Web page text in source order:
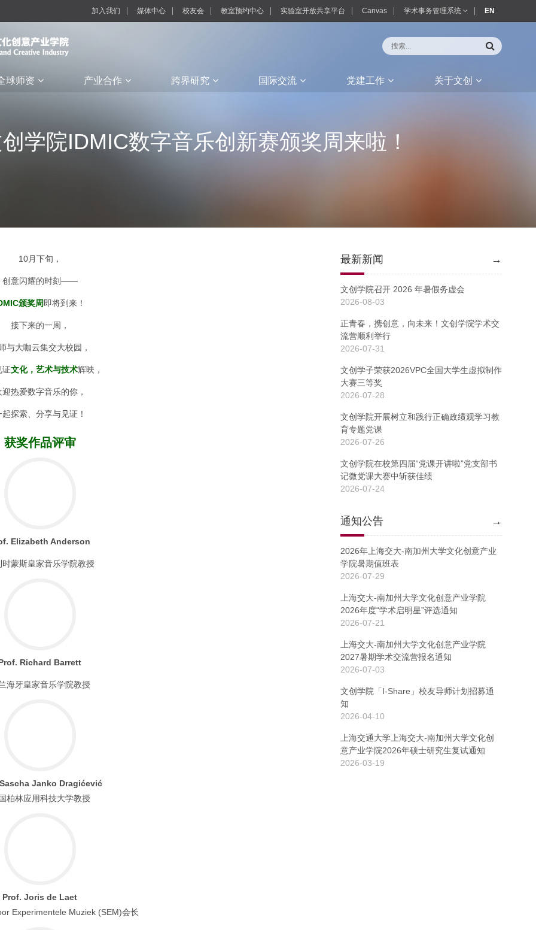
加入我们 媒体中心 校友会 教室预约中心 实验室开放共享平台 Canvas 学术事务管理系统 EN
球师资 产业合作 跨界研究 国际交流 党建工作 关于文创
学院IDMIC数字音乐创新赛颁奖周来啦！
10月下旬，
创意闪耀的时刻——
颁奖周 即将到来！
接下来的一周，
与大咖云集交大校园，
证文化，艺术与技术辉映，
迎热爱数字音乐的你，
起探索、分享与见证！
获奖作品评审
Elizabeth Anderson
时蒙斯皇家音乐学院教授
Richard Barrett
海牙皇家音乐学院教授
Janko Dragićević
柏林应用科技大学教授
Prof. Joris de Laet
Experimentele Muziek (SEM)会长
最新新闻 →
文创学院召开 2026 年暑假务虚会
2026-08-03
正青春，携创意，向未来！文创学院学术交
流营顺利举行
2026-07-31
文创学子荣获2026VPC全国大学生虚拟制作
大赛三等奖
2026-07-28
文创学院开展树立和践行正确政绩观学习教
育专题党课
2026-07-26
文创学院在校第四届“党课开讲啦”党支部书
记微党课大赛中斩获佳绩
2026-07-24
通知公告 →
2026年上海交大-南加州大学文化创意产业
学院暑期值班表
2026-07-29
上海交大-南加州大学文化创意产业学院
2026年度“学术启明星”评选通知
2026-07-21
上海交大-南加州大学文化创意产业学院
2027暑期学术交流营报名通知
2026-07-03
文创学院「I-Share」校友导师计划招募通
知
2026-04-10
上海交通大学上海交大-南加州大学文化创
意产业学院2026年硕士研究生复试通知
2026-03-19